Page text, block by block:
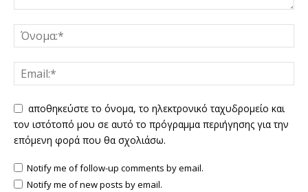
αποθηκεύστε το όνομα, το ηλεκτρονικό ταχυδρομείο και
τον ιστότοπό μου σε αυτό το πρόγραμμα περιήγησης για την
επόμενη φορά που θα σχολιάσω.
Notify me of follow-up comments by email.
Notify me of new posts by email.